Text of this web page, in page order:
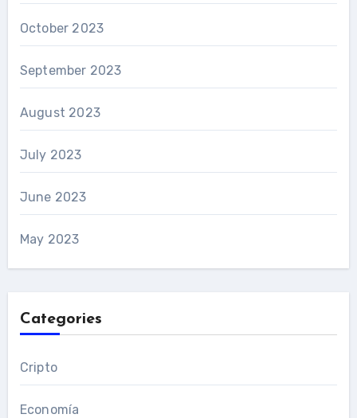
October 2023
September 2023
August 2023
July 2023
June 2023
May 2023
Categories
Cripto
Economía